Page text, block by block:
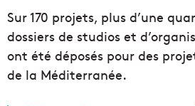
Sur 170 projets, plus d’une
dossiers de studios et
ont été déposés pour des
de la Méditerranée.